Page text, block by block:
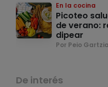
En la cocina
Picoteo
de verano:
dipear
Por Peio Gartzia
De interés